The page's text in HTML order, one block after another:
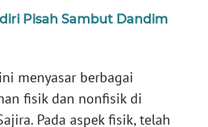
Pisah Sambut Dandim
menyasar berbagai
fisik dan nonfisik di
Pada aspek fisik, telah